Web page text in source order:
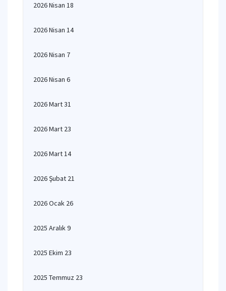
2026 Nisan 18
2026 Nisan 14
2026 Nisan 7
2026 Nisan 6
2026 Mart 31
2026 Mart 23
2026 Mart 14
2026 Şubat 21
2026 Ocak 26
2025 Aralık 9
2025 Ekim 23
2025 Temmuz 23